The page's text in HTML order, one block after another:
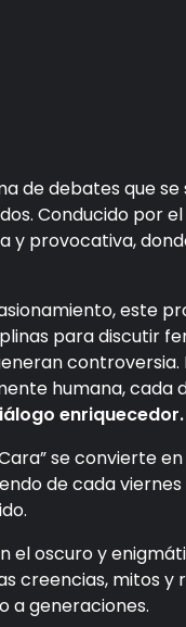
de debates que
Conducido por
y provocativa,
este
para discutir
controversia.
humana, cada
enriquecedor.
se convierte
de cada
el oscuro y
creencias, mitos
a generaciones.